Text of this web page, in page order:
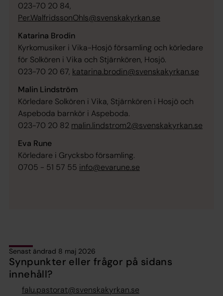
023-70 20 84,
Per.WalfridssonOhls@svenskakyrkan.se
Katarina Brodin
Kyrkomusiker i Vika-Hosjö församling och körledare
för Solkören i Vika och Stjärnkören, Hosjö.
023-70 20 67, katarina.brodin@svenskakyrkan.se
Malin Lindström
Körledare Solkören i Vika, Stjärnkören i Hosjö och
Aspeboda barnkör i Aspeboda.
023-70 20 82 malin.lindstrom2@svenskakyrkan.se
Eva Rune
Körledare i Grycksbo församling.
0705 - 51 57 55 info@evarune.se
Senast ändrad 8 maj 2026
Synpunkter eller frågor på sidans
innehåll?
falu.pastorat@svenskakyrkan.se